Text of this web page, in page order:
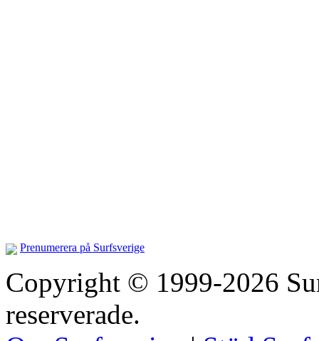
Prenumerera på Surfsverige
Copyright © 1999-2026
reserverade.